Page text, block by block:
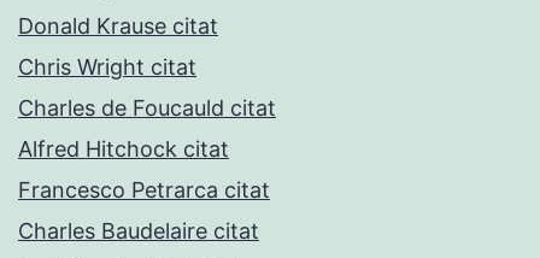
Donald Krause citat
Chris Wright citat
Charles de Foucauld citat
Alfred Hitchock citat
Francesco Petrarca citat
Charles Baudelaire citat